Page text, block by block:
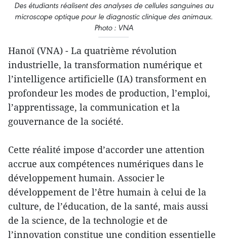
Des étudiants réalisent des analyses de cellules sanguines au
microscope optique pour le diagnostic clinique des animaux.
Photo : VNA
Hanoï (VNA) - La quatrième révolution
industrielle, la transformation numérique et
l’intelligence artificielle (IA) transforment en
profondeur les modes de production, l’emploi,
l’apprentissage, la communication et la
gouvernance de la société.
Cette réalité impose d’accorder une attention
accrue aux compétences numériques dans le
développement humain. Associer le
développement de l’être humain à celui de la
culture, de l’éducation, de la santé, mais aussi
de la science, de la technologie et de
l’innovation constitue une condition essentielle